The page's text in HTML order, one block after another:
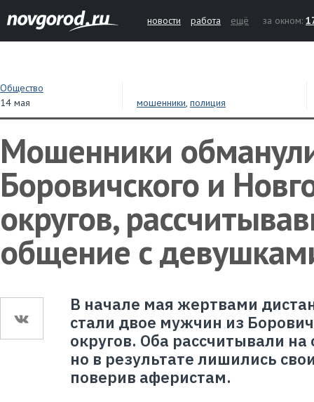
новости работа ещё за окном:
Общество
14 мая
мошенники, полиция
Мошенники
Боровичского и
округов,
общение с
В начале мая жертвами
стали двое мужчин из
округов. Оба рассчитывали
но в результате лишились
поверив аферистам.